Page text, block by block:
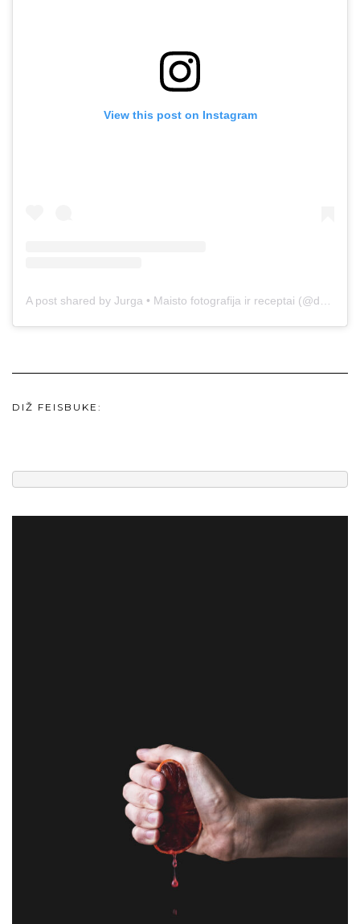
View this post on Instagram
DIŽ FEISBUKE: